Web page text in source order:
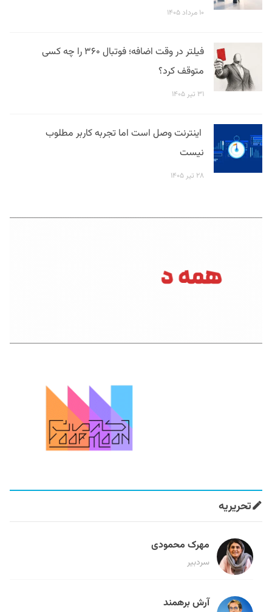
۱۰ مرداد ۱۴۰۵
فیلتر در وقت اضافه؛ فوتبال ۳۶۰ را چه کسی
متوقف کرد؟
۳۱ تیر ۱۴۰۵
اینترنت وصل است اما تجربه کاربر مطلوب
نیست
۲۸ تیر ۱۴۰۵
تحریریه
مهرک محمودی
سردبیر
آرش برهمند